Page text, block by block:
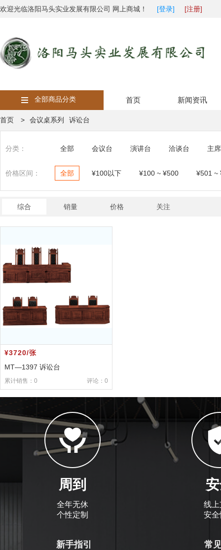
欢迎光临洛阳马头实业发展有限公司 网上商城！ [登录] [注册]
全部商品分类 首页 新闻资讯
首页 > 会议桌系列 诉讼台
分类： 全部 会议台 演讲台 洽谈台 主
价格区间： 全部 ¥100以下 ¥100 ~ ¥500 ¥501 ~
综合 销量 价格 关注
¥3720/张
MT—1397 诉讼台
累计销售：0 评论：0
周到
全年无休
个性定制
线
安
新手指引 常